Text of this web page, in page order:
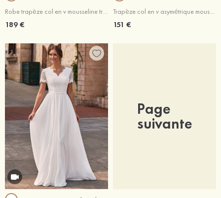
Robe trapèze col en v mousseline traîne cour robe de mariée
189 €
Trapèze col en v asymétrique mousseline robe de mariée avec dentelle
151 €
Page
suivante